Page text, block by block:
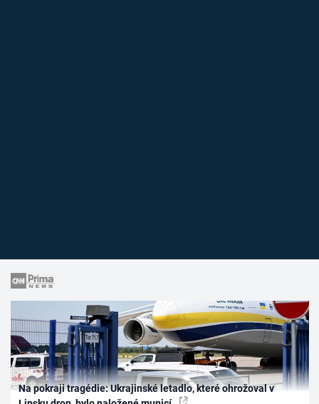
Na pokraji tragédie: Ukrajinské letadlo, které ohrožoval v